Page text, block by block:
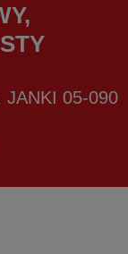
JANKI 05-090